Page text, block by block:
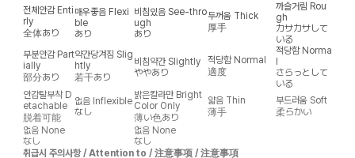
전체안감 Enti
rly
全体あり
매우좋음 Flexi
ble
あり
비침있음 See-thro
ugh
あり
두꺼움 Thick
厚手
까슬거림 Rou
gh
カサカサして
いる
부분안감 Part
ially
部分あり
약간당겨짐 Slig
htly
若干あり
비침약간 Slightly
ややあり
적당함 Normal
適度
적당함 Norma
l
さらっとして
いる
안감탈부착 D
etachable
脱着可能
없음 Inflexible
なし
밝은칼라만 Bright
Color Only
薄い色あり
얇음 Thin
薄手
부드러움 Soft
柔らかい
없음 None
なし
없음 None
なし
취급시 주의사항 / Attention to / 注意事项 / 注意事項